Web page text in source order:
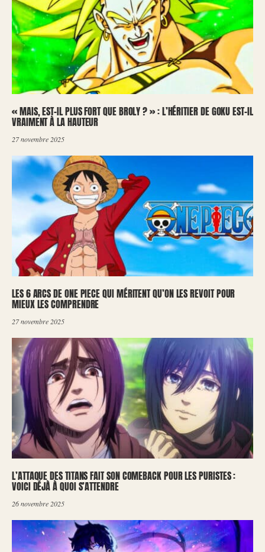
« MAIS, EST-IL PLUS FORT QUE BROLY ? » : L’HÉRITIER DE GOKU EST-IL
VRAIMENT À LA HAUTEUR
27 novembre 2025
LES 6 ARCS DE ONE PIECE QUI MÉRITENT QU’ON LES REVOIT POUR
MIEUX LES COMPRENDRE
27 novembre 2025
L’ATTAQUE DES TITANS FAIT SON COMEBACK POUR LES PURISTES :
VOICI DÉJÀ À QUOI S’ATTENDRE
26 novembre 2025